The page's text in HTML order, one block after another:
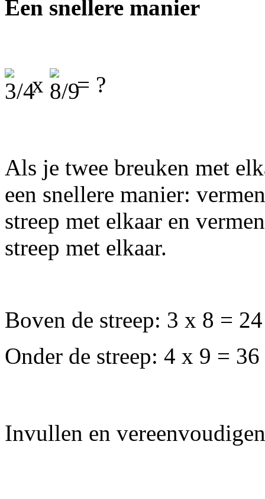
Een snellere manier
x = ?
Als je twee breuken met
een snellere manier:
streep met elkaar en
streep met elkaar.
Boven de streep: 3 x 8 = 24
Onder de streep: 4 x 9 = 36
Invullen en